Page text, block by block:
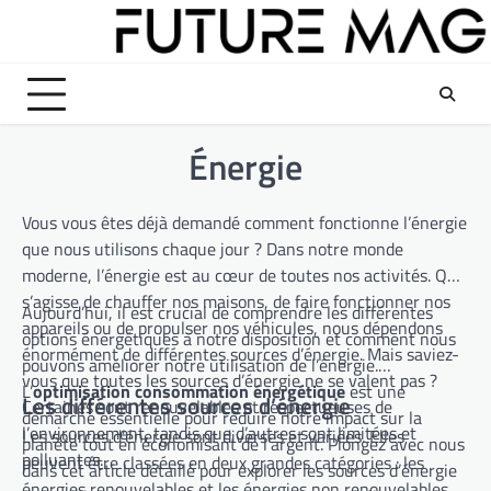
Énergie
Vous vous êtes déjà demandé comment fonctionne l’énergie
que nous utilisons chaque jour ? Dans notre monde
moderne, l’énergie est au cœur de toutes nos activités. Qu’il
s’agisse de chauffer nos maisons, de faire fonctionner nos
appareils ou de propulser nos véhicules, nous dépendons
énormément de différentes sources d’énergie. Mais saviez-
vous que toutes les sources d’énergie ne se valent pas ?
Certaines sont renouvelables et respectueuses de
l’environnement, tandis que d’autres sont limitées et
polluantes.
Aujourd’hui, il est crucial de comprendre les différentes
options énergétiques à notre disposition et comment nous
pouvons améliorer notre utilisation de l’énergie.
L’optimisation consommation énergétiqueest une
démarche essentielle pour réduire notre impact sur la
planète tout en économisant de l’argent. Plongez avec nous
dans cet article détaillé pour explorer les sources d’énergie
Les différentes sources d’énergie
Les sources d’énergie sont diverses et variées. Elles
peuvent être classées en deux grandes catégories : les